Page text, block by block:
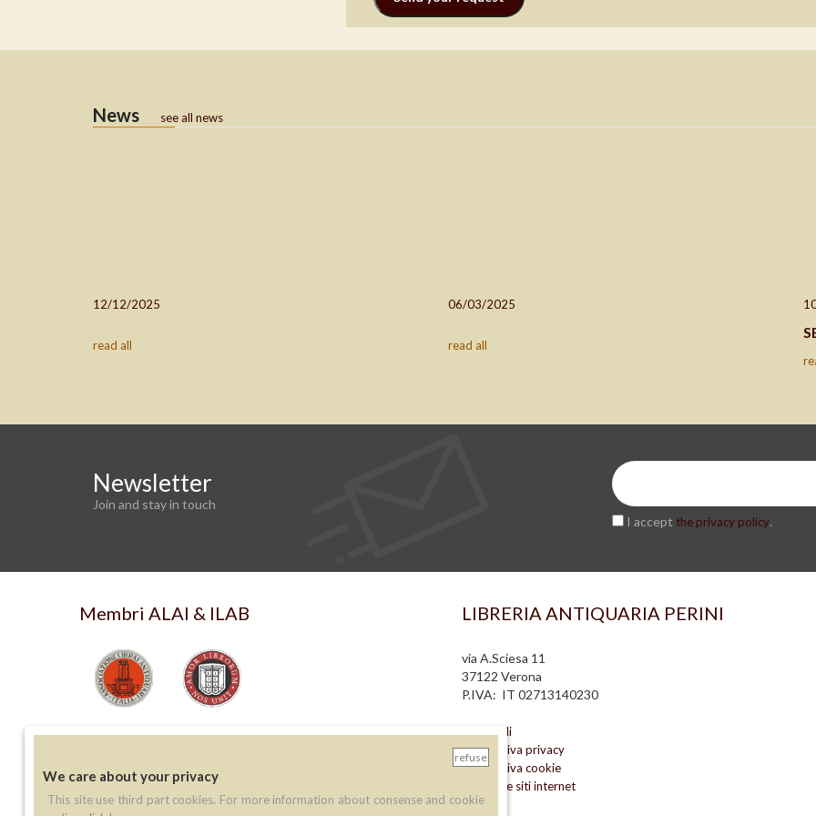
News see all news
12/12/2025
read all
06/03/2025
read all
Newsletter
Join and stay in touch
I accept the privacy policy.
Membri ALAI & ILAB LIBRERIA ANTIQUARIA PERINI
via A.Sciesa 11
37122 Verona
P.IVA: IT 02713140230
info legali
informativa privacy
informativa cookie
creazione siti internet
refuse
We care about your privacy
This site use third part cookies. For more information about consense and cookie